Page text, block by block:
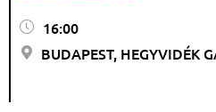
16:00
BUDAPEST, HEGYVIDÉK